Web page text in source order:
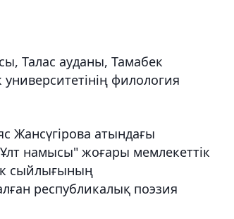
Талас ауданы, Тамабек
филология
Жансүгірова атындағы
намысы" жоғары мемлекеттік
сыйлығының
республикалық поэзия